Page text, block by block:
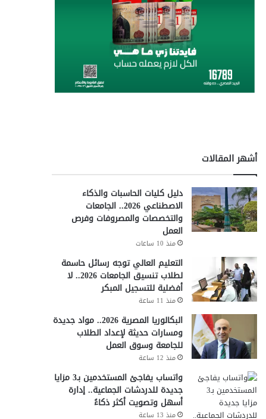
أشهر المقالات
دليل كليات الحاسبات والذكاء
الاصطناعي 2026.. الجامعات
والتخصصات والمصروفات وفرص
العمل
منذ 10 ساعات
التعليم العالي توجه رسائل حاسمة
لطلاب تنسيق الجامعات 2026.. لا
أفضلية للتسجيل المبكر
منذ 11 ساعة
البكالوريا المصرية 2026.. مواد جديدة
ومسارات حديثة لإعداد الطلاب
للجامعة وسوق العمل
منذ 12 ساعة
واتساب يفاجئ المستخدمين بـ3 مزايا
جديدة للدردشات الجماعية.. إدارة
أسهل وتصويت أكثر ذكاءً
منذ 13 ساعة